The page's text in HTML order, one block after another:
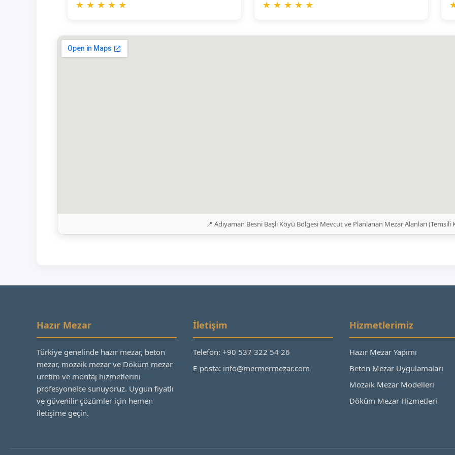
★ ★ ★ ★ ★ ★ ★ ★ ★ ★
📍 Adıyaman Besni Başlı Köyü Bölgesi Mevcut ve Planlanan Mezar Alanları (Temsili
Hazır Mezar
Türkiye genelinde hazır mezar, beton
mezar, mozaik mezar ve Döküm mezar
üretim ve montaj hizmetlerini
profesyonelce sunuyoruz. Uygun fiyatlı
ve güvenilir çözümler için hemen
iletişime geçin.
İletişim
Telefon: +90 537 322 54 26
E-posta: info@mermermezar.com
Hizmetlerimiz
Hazır Mezar Yapımı
Beton Mezar Uygulamaları
Mozaik Mezar Modelleri
Döküm Mezar Hizmetleri